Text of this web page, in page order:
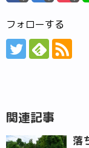
フォローする
関連記事
落